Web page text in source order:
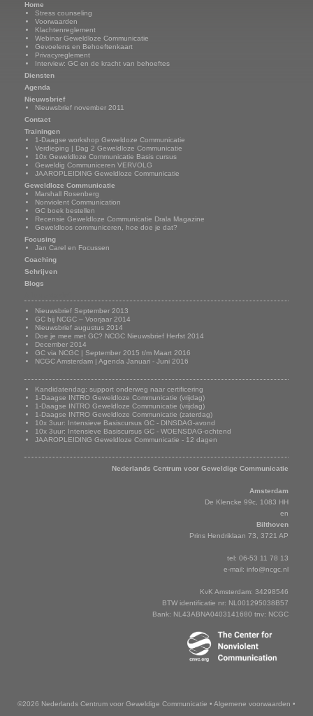
Home
Stress counseling
Voorwaarden
Klachtenreglement
Webinar Geweldloze Communicatie
Gevoelens en Behoeftenkaart
Privacyreglement
Interview: GC en de kracht van behoeftes
Diensten
Agenda
Nieuwsbrief
Nieuwsbrief november 2011
Contact
Trainingen
1-Daagse workshop Geweldoze Communicatie
Verdieping | Dag 2 Geweldloze Communicatie
10x Geweldloze Communicatie Basis cursus
Geweldig Communiceren VERVOLG
JAAROPLEIDING Geweldloze Communicatie
Geweldloze Communicatie
Marshall Rosenberg
Nonviolent Communication
GC boek bestellen
Recensie Geweldloze Communicatie Drala Magazine
Geweldloos communiceren, hoe doe je dat?
Focusing
Jan Carel en Focussen
Coaching
Schrijven
Blogs
Nieuwsbrief September 2013
GC bij NCGC – Voorjaar 2014
Nieuwsbrief augustus 2014
Doe je mee met GC? NCGC Nieuwsbrief Herfst 2014
December 2014
GC via NCGC | September 2015 t/m Maart 2016
NCGC Amsterdam | Agenda Januari - Juni 2016
Kandidatendag: support onderweg naar certificering
1-Daagse INTRO Geweldloze Communicatie (vrijdag)
1-Daagse INTRO Geweldloze Communicatie (vrijdag)
1-Daagse INTRO Geweldloze Communicatie (zaterdag)
10x 3uur: Intensieve Basiscursus GC - DINSDAG-avond
10x 3uur: Intensieve Basiscursus GC - WOENSDAG-ochtend
JAAROPLEIDING Geweldloze Communicatie - 12 dagen
Nederlands Centrum voor Geweldige Communicatie
Amsterdam
De Klencke 99c, 1083 HH
en
Bilthoven
Prins Hendriklaan 73, 3721 AP
tel: 06-53 11 78 13
e-mail: info@ncgc.nl
KvK Amsterdam: 34298546
BTW identificatie nr: NL001295038B57
Bank: NL43ABNA0403141680 tnv: NCGC
©2026 Nederlands Centrum voor Geweldige Communicatie • Algemene voorwaarden •